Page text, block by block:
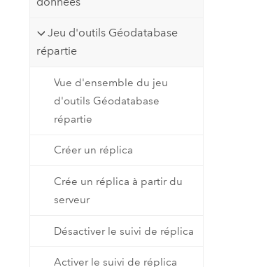
Jeu d'outils Géodatabase
répartie
Vue d'ensemble du jeu
d'outils Géodatabase
répartie
Créer un réplica
Crée un réplica à partir du
serveur
Désactiver le suivi de réplica
Activer le suivi de réplica